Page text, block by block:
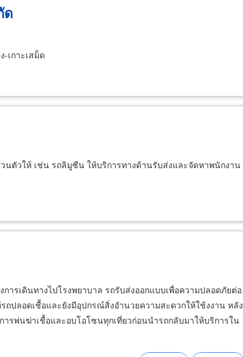
ด
-เกาะเสม็ด
นตัวให้ เช่น รถลิมูซีน ให้บริการทางด้านรับส่งและจัดหาพนักงาน
ารเดินทางไปโรงพยาบาล รถรับส่งออกแบบเพื่อความปลอดภัยต่อ
ปลอดเชื้อและยังมีอุปกรณ์สิ่งอำนวยความสะดวกให้ใช้งงาน หลัง
ารพ่นฆ่าเชื้อและอบโอโซนทุกเที่ยวก่อนนำรถกลับมาให้บริการใน